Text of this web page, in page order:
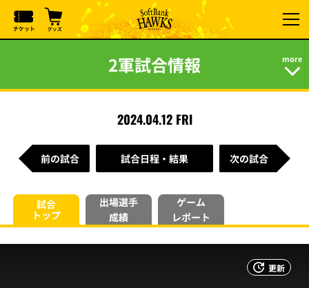
2軍試合情報
2024.04.12 FRI
前の試合 試合日程・結果 次の試合
試合
トップ
出場選手
成績
ゲーム
レポート
更新